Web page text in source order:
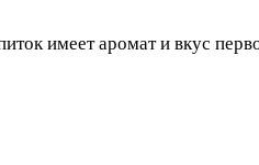
имеет аромат и вкус